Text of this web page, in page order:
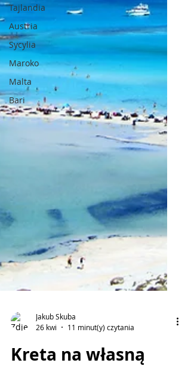
Tajlandia
Austria
Sycylia
Maroko
Malta
Bari
11 minut(y) czytania